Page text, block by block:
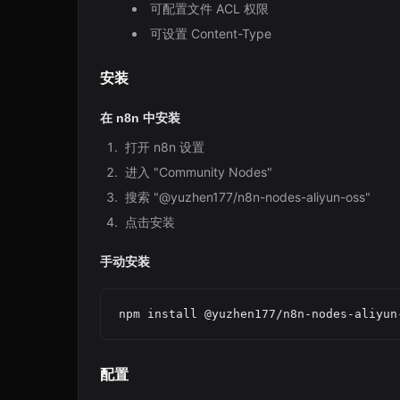
可配置文件 ACL 权限
可设置 Content-Type
安装
在 n8n 中安装
打开 n8n 设置
进入 "Community Nodes"
搜索 "@yuzhen177/n8n-nodes-aliyun-oss"
点击安装
手动安装
配置